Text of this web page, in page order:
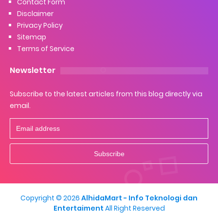
Contact Form
Disclaimer
Privacy Policy
Sitemap
Terms of Service
Newsletter
Subscribe to the latest articles from this blog directly via
email.
Copyright © 2026 AlhidaMart - Info Teknologi dan
Entertaiment All Right Reserved